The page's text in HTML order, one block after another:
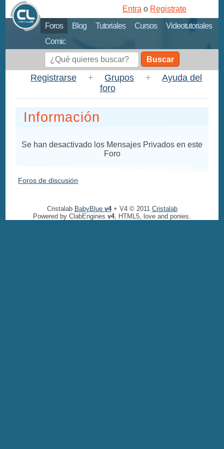
Foros Blog Tutoriales Cursos
Videotutoriales
Comic
Entra o Registrate
Buscar
Registrarse + Grupos +
Ayuda del
foro
Información
Se han desactivado los Mensajes Privados en este
Foro
Foros de discusión
Cristalab BabyBlue v4+ V4 © 2011 Cristalab
Powered by ClabEngines v4, HTML5, love and ponies.